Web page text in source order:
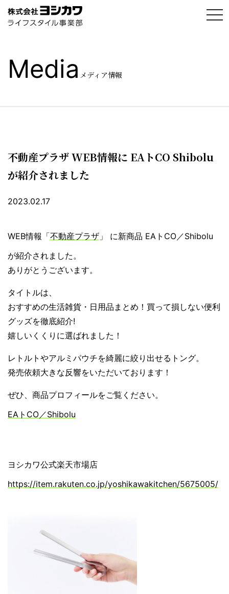
t
o
Media メディア情報
不動産プラザ WEB情報に EAトCO Shibolu
が紹介されました
2023.02.17
WEB情報「不動産プラザ 」 に新商品 EAトCO／Shibolu
が紹介されました。
ありがとうございます。
タイトルは、
おすすめの生活雑貨・日用品まとめ！買って損しない便利
グッズを徹底紹介!
嬉しいくくりに選ばれました！
レトルトやアルミパウチを綺麗に絞り出せるトング。
発売依頼大きな反響をいただいております！
ぜひ、商品プロフィールをご覧ください。
EAトCO／Shibolu
ヨシカワ公式楽天市場店
https://item.rakuten.co.jp/yoshikawakitchen/5675005/